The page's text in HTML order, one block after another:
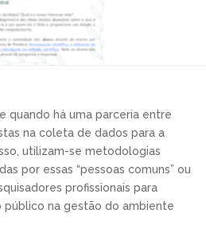
quando há uma parceria entre
na coleta de dados para a
utilizam-se metodologias
por essas “pessoas comuns” ou
profissionais para
público na gestão do ambiente